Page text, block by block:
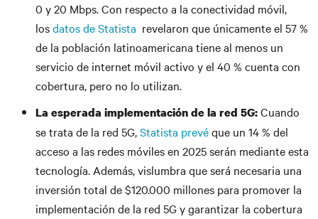
0 y 20 Mbps. Con respecto a la conectividad móvil,
losdatos de Statista revelaron que únicamente el 57 %
de la población latinoamericana tiene al menos un
servicio de internet móvil activo y el 40 % cuenta con
cobertura, pero no lo utilizan.
La esperada implementación de la red 5G:Cuando
se trata de la red 5G,Statista prevéque un 14 % del
acceso a las redes móviles en 2025 serán mediante esta
tecnología. Además, vislumbra que será necesaria una
inversión total de $120.000 millones para promover la
implementación de la red 5G y garantizar la cobertura